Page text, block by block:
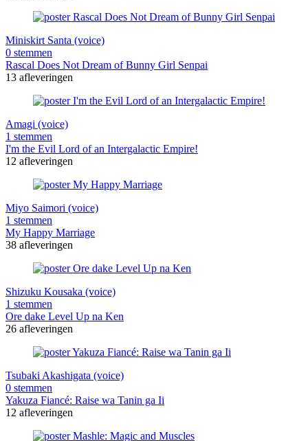
Miniskirt Santa (voice)
0 stemmen
Rascal Does Not Dream of Bunny Girl Senpai
13 afleveringen
Amagi (voice)
1 stemmen
I'm the Evil Lord of an Intergalactic Empire!
12 afleveringen
Miyo Saimori (voice)
1 stemmen
My Happy Marriage
38 afleveringen
Shizuku Kousaka (voice)
1 stemmen
Ore dake Level Up na Ken
26 afleveringen
Tsubaki Akashigata (voice)
0 stemmen
Yakuza Fiancé: Raise wa Tanin ga Ii
12 afleveringen